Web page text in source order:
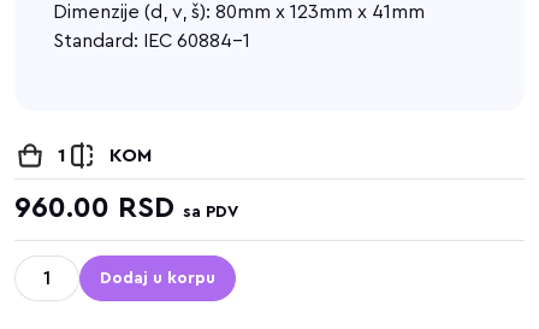
Dimenzije (d, v, š): 80mm x 123mm x 41mm
Standard: IEC 60884-1
1 KOM
960.00 RSD sa PDV
Dodaj u korpu